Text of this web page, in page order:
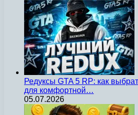
Редуксы GTA 5 RP: как
для комфортной…
05.07.2026